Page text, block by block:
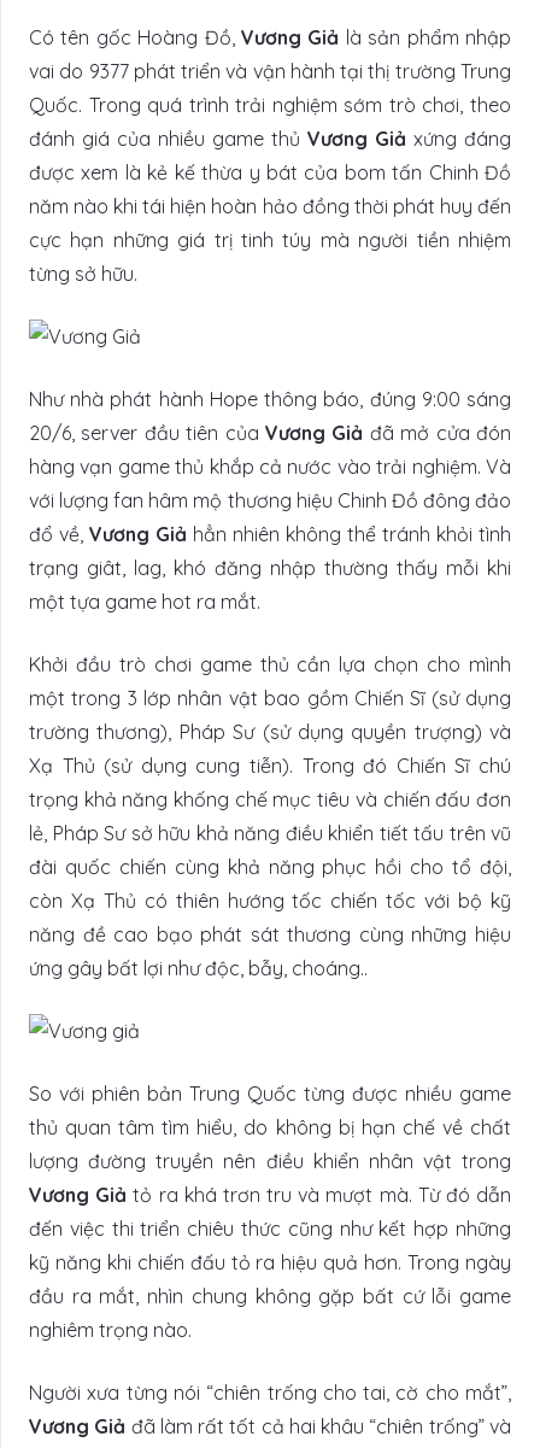
Có tên gốc Hoàng Đồ, Vương Giả là sản phẩm nhập
vai do 9377 phát triển và vận hành tại thị trường Trung
Quốc. Trong quá trình trải nghiệm sớm trò chơi, theo
đánh giá của nhiều game thủ Vương Giả xứng đáng
được xem là kẻ kế thừa y bát của bom tấn Chinh Đồ
năm nào khi tái hiện hoàn hảo đồng thời phát huy đến
cực hạn những giá trị tinh túy mà người tiền nhiệm
từng sở hữu.
Như nhà phát hành Hope thông báo, đúng 9:00 sáng
20/6, server đầu tiên của Vương Giả đã mở cửa đón
hàng vạn game thủ khắp cả nước vào trải nghiệm. Và
với lượng fan hâm mộ thương hiệu Chinh Đồ đông đảo
đổ về, Vương Giả hẳn nhiên không thể tránh khỏi tình
trạng giât, lag, khó đăng nhập thường thấy mỗi khi
một tựa game hot ra mắt.
Khởi đầu trò chơi game thủ cần lựa chọn cho mình
một trong 3 lớp nhân vật bao gồm Chiến Sĩ (sử dụng
trường thương), Pháp Sư (sử dụng quyền trượng) và
Xạ Thủ (sử dụng cung tiễn). Trong đó Chiến Sĩ chú
trọng khả năng khống chế mục tiêu và chiến đấu đơn
lẻ, Pháp Sư sở hữu khả năng điều khiển tiết tấu trên vũ
đài quốc chiến cùng khả năng phục hồi cho tổ đội,
còn Xạ Thủ có thiên hướng tốc chiến tốc với bộ kỹ
năng đề cao bạo phát sát thương cùng những hiệu
ứng gây bất lợi như độc, bẫy, choáng..
So với phiên bản Trung Quốc từng được nhiều game
thủ quan tâm tìm hiểu, do không bị hạn chế về chất
lượng đường truyền nên điều khiển nhân vật trong
Vương Giả tỏ ra khá trơn tru và mượt mà. Từ đó dẫn
đến việc thi triển chiêu thức cũng như kết hợp những
kỹ năng khi chiến đấu tỏ ra hiệu quả hơn. Trong ngày
đầu ra mắt, nhìn chung không gặp bất cứ lỗi game
nghiêm trọng nào.
Người xưa từng nói “chiên trống cho tai, cờ cho mắt”,
Vương Giả đã làm rất tốt cả hai khâu “chiên trống” và